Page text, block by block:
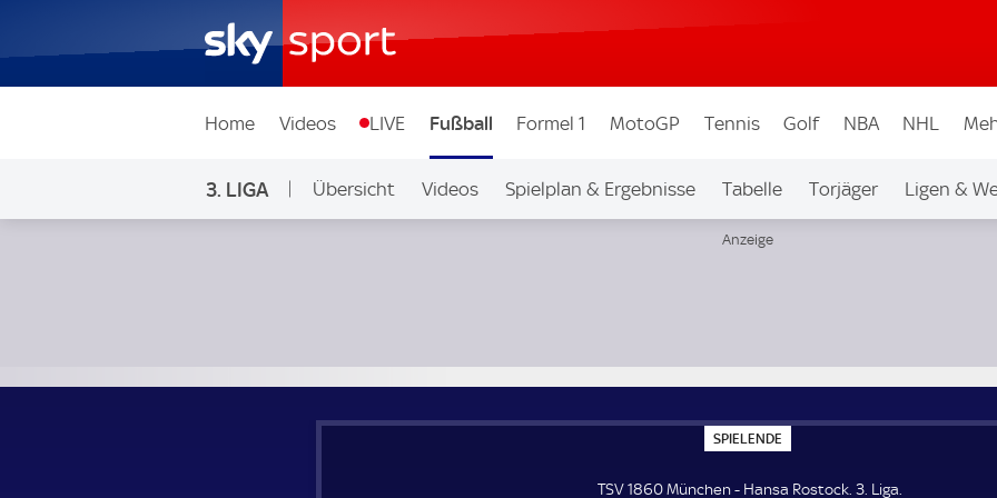
Home Videos LIVE Fußball Formel 1 MotoGP Tennis Golf NBA NHL
3. LIGA Übersicht Videos Spielplan & Ergebnisse Tabelle Torjäger Ligen &
SPIELENDE
P
E
TSV 1860 München - Hansa Rostock. 3. Liga.